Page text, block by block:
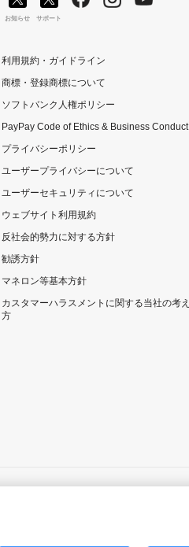
お知らせ サポート
利用規約・ガイドライン
商標・登録商標について
ソフトバンク人権ポリシー
PayPay Code of Ethics & Business Conduct
プライバシーポリシー
ユーザープライバシーについて
ユーザーセキュリティについて
ウェブサイト利用規約
反社会的勢力に対する方針
勧誘方針
マネロン等基本方針
カスタマーハラスメントに関する当社の考え
方